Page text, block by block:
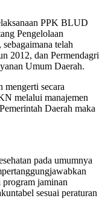
PPK BLUD
Pengelolaan
telah
2012, dan Permendagri
Umum Daerah.
mengerti secara
melalui manajemen
Daerah maka
pada umumnya
program jaminan
sesuai peraturan